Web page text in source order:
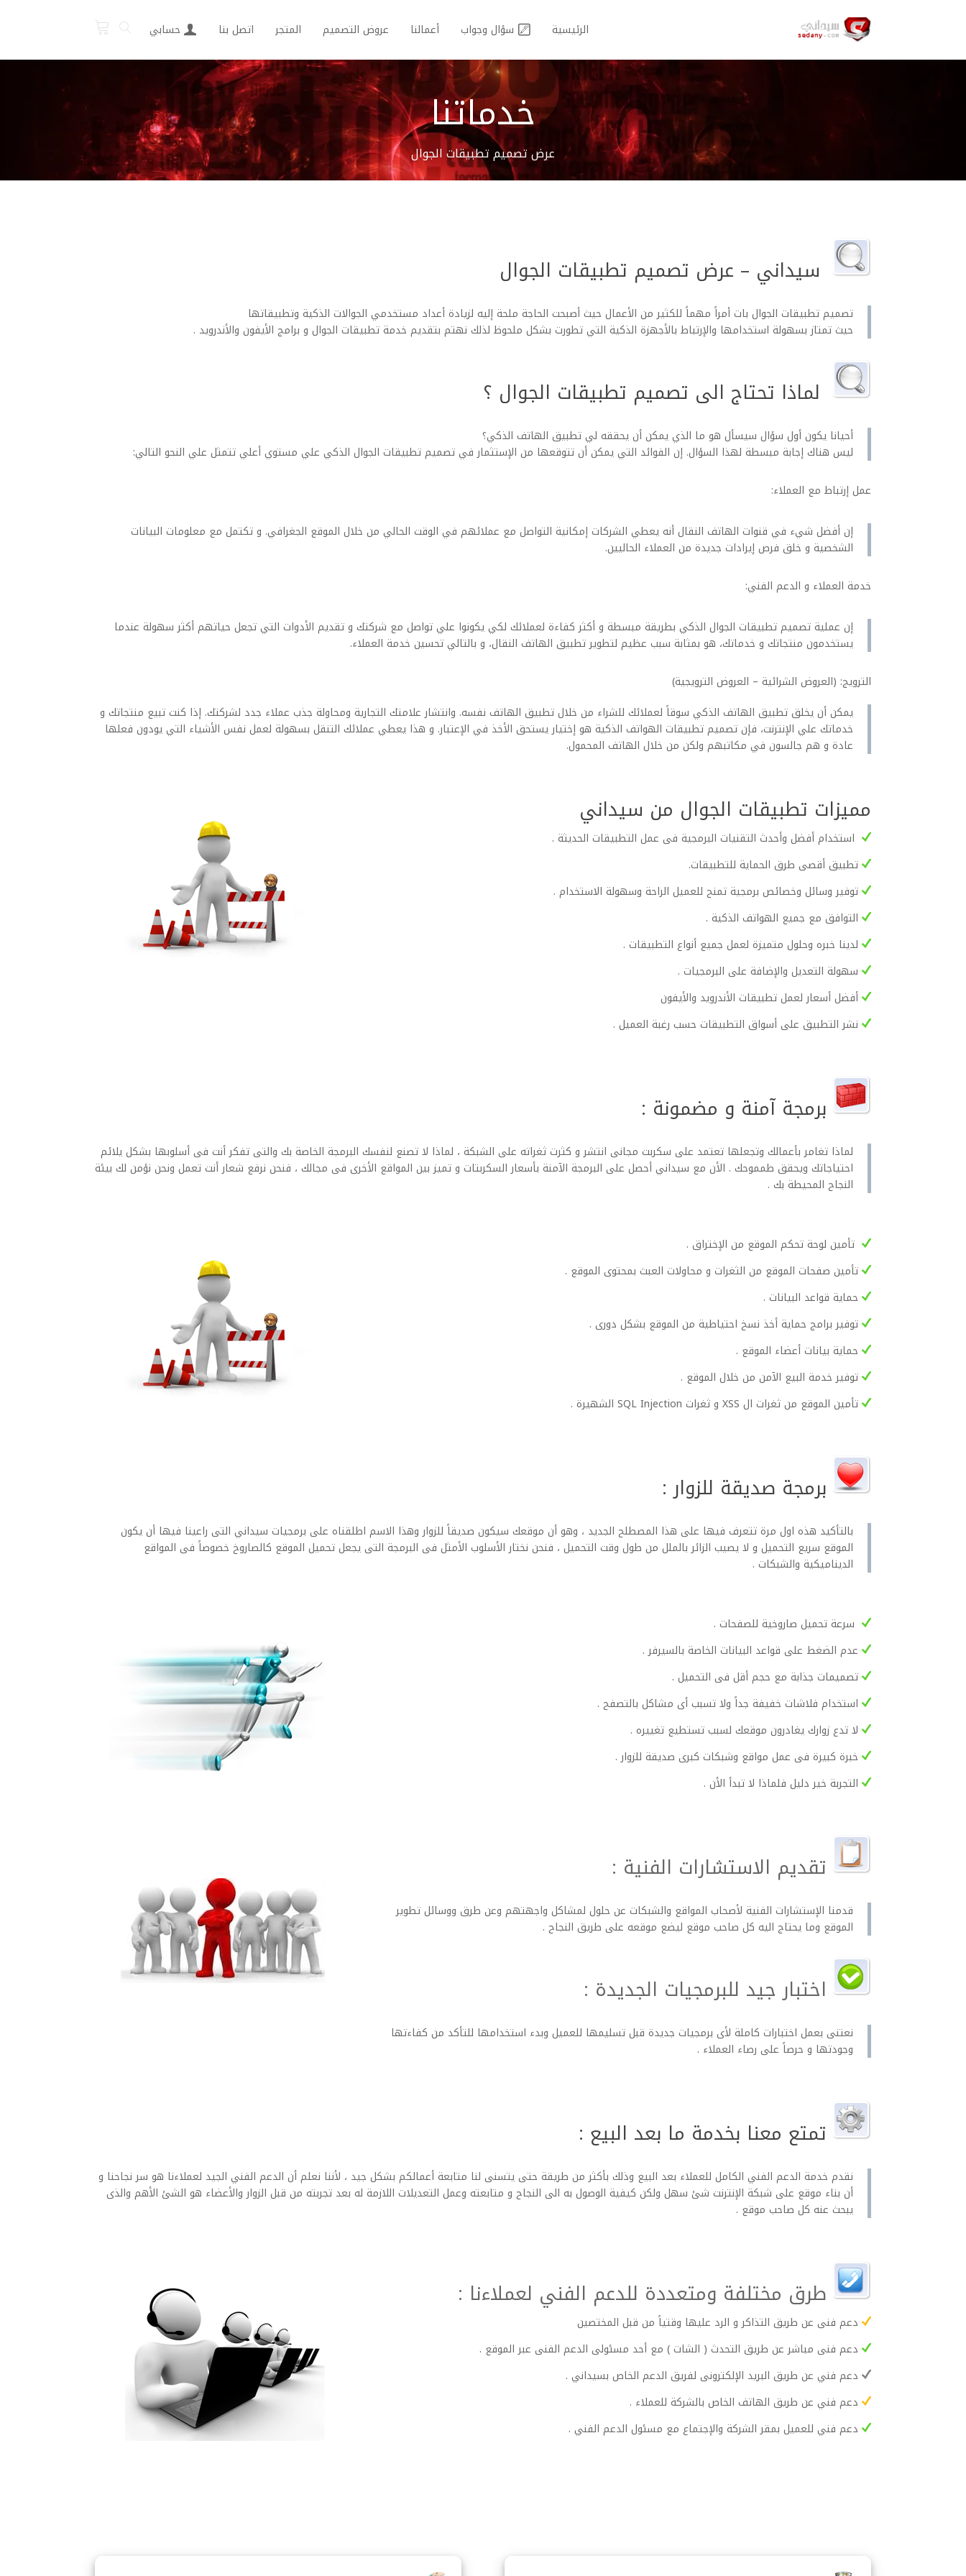
الرئيسية سؤال وجواب أعمالنا عروض التصميم المتجر اتصل بنا حسابي
خدماتنا
عرض تصميم تطبيقات الجوال
سيداني – عرض تصميم تطبيقات الجوال
تصميم تطبيقات الجوال بات أمراً مهماً للكثير من الأعمال حيث أصبحت الحاجة ملحة إليه لزيادة أعداد مستخدمي الجوالات الذكية وتطبيقاتها
حيث تمتاز بسهولة استخدامها والإرتباط بالأجهزة الذكية التي تطورت بشكل ملحوظ لذلك نهتم بتقديم خدمة تطبيقات الجوال و برامج الأيفون والأندرويد .
لماذا تحتاج الى تصميم تطبيقات الجوال ؟
أحيانا يكون أول سؤال سيسأل هو ما الذي يمكن أن يحققه لي تطبيق الهاتف الذكي؟
ليس هناك إجابة مبسطة لهذا السؤال. إن الفوائد التي يمكن أن تتوقعها من الإستثمار في تصميم تطبيقات الجوال الذكي علي مستوي أعلي تتمثل علي النحو التالي:
عمل إرتباط مع العملاء:
إن أفضل شيء في قنوات الهاتف النقال أنه يعطي الشركات إمكانية التواصل مع عملائهم في الوقت الحالي من خلال الموقع الجغرافي. و تكتمل مع معلومات البيانات
الشخصية و خلق فرص إيرادات جديدة من العملاء الحاليين.
خدمة العملاء و الدعم الفني:
إن عملية تصميم تطبيقات الجوال الذكي بطريقة مبسطة و أكثر كفاءة لعملائك لكي يكونوا علي تواصل مع شركتك و تقديم الأدوات التي تجعل حياتهم أكثر سهولة عندما
يستخدمون منتجاتك و خدماتك، هو بمثابة سبب عظيم لتطوير تطبيق الهاتف النقال، و بالتالي تحسين خدمة العملاء.
الترويج: (العروض الشرائية – العروض الترويجية)
يمكن أن يخلق تطبيق الهاتف الذكي سوقاً لعملائك للشراء من خلال تطبيق الهاتف نفسه. وانتشار علامتك التجارية ومحاولة جذب عملاء جدد لشركتك. إذا كنت تبيع منتجاتك و
خدماتك علي الإنترنت، فإن تصميم تطبيقات الهواتف الذكية هو إختيار يستحق الأخذ في الإعتبار. و هذا يعطي عملائك التنقل بسهولة لعمل نفس الأشياء التي يودون فعلها
عادة و هم جالسون في مكاتبهم ولكن من خلال الهاتف المحمول.
مميزات تطبيقات الجوال من سيداني
استخدام أفضل وأحدث التقنيات البرمجية فى عمل التطبيقات الحديثة .
تطبيق أقصى طرق الحماية للتطبيقات.
توفير وسائل وخصائص برمجية تمنح للعميل الراحة وسهولة الاستخدام .
التوافق مع جميع الهواتف الذكية .
لدينا خبره وحلول متميزة لعمل جميع أنواع التطبيقات .
سهولة التعديل والإضافة على البرمجيات .
أفضل أسعار لعمل تطبيقات الأندرويد والأيفون
نشر التطبيق على أسواق التطبيقات حسب رغبة العميل .
برمجة آمنة و مضمونة :
لماذا تغامر بأعمالك وتجعلها تعتمد على سكربت مجانى انتشر و كثرت ثغراته على الشبكة ، لماذا لا تصنع لنفسك البرمجة الخاصة بك والتى تفكر أنت فى أسلوبها بشكل يلائم
احتياجاتك ويحقق طمموحك . الأن مع سيداني أحصل على البرمجة الآمنة بأسعار السكربتات و تميز بين المواقع الأخرى فى مجالك ، فنحن نرفع شعار أنت تعمل ونحن نؤمن لك بيئة
النجاح المحيطة بك .
تأمين لوحة تحكم الموقع من الإختراق .
تأمين صفحات الموقع من الثغرات و محاولات العبث بمحتوى الموقع .
حماية قواعد البيانات .
توفير برامج حماية أخذ نسخ احتياطية من الموقع بشكل دورى .
حماية بيانات أعضاء الموقع .
توفير خدمة البيع الآمن من خلال الموقع .
تأمين الموقع من ثغرات ال XSS و ثغرات SQL Injection الشهيرة .
برمجة صديقة للزوار :
بالتأكيد هذه اول مرة تتعرف فيها على هذا المصطلح الجديد ، وهو أن موقعك سيكون صديقاً للزوار وهذا الاسم اطلقناه على برمجيات سيداني التى راعينا فيها أن يكون
الموقع سريع التحميل و لا يصيب الزائر بالملل من طول وقت التحميل ، فنحن نختار الأسلوب الأمثل فى البرمجة التى يجعل تحميل الموقع كالصاروخ خصوصاً فى المواقع
الديناميكية والشبكات .
سرعة تحميل صاروخية للصفحات .
عدم الضغط على قواعد البيانات الخاصة بالسيرفر .
تصميمات جذابة مع حجم أقل فى التحميل .
استخدام فلاشات خفيفة جداً ولا تسبب أى مشاكل بالتصفح .
لا تدع زوارك يغادرون موقعك لسبب تستطيع تغييره .
خبرة كبيرة فى عمل مواقع وشبكات كبرى صديقة للزوار .
التجربة خير دليل فلماذا لا تبدأ الأن .
تقديم الاستشارات الفنية :
قدمنا الإستشارات الفنية لأصحاب المواقع والشبكات عن حلول لمشاكل واجهتهم وعن طرق ووسائل تطوير
الموقع وما يحتاج اليه كل صاحب موقع ليضع موقعه على طريق النجاح .
اختبار جيد للبرمجيات الجديدة :
نعتنى بعمل اختبارات كاملة لأى برمجيات جديدة قبل تسليمها للعميل وبدء استخدامها للتأكد من كفاءتها
وجودتها و حرصاً على رصاء العملاء .
تمتع معنا بخدمة ما بعد البيع :
نقدم خدمة الدعم الفني الكامل للعملاء بعد البيع وذلك بأكثر من طريقة حتى يتسنى لنا متابعة أعمالكم بشكل جيد ، لأننا نعلم أن الدعم الفني الجيد لعملاءنا هو سر نجاحنا و
أن بناء موقع على شبكة الإنترنت شئ سهل ولكن كيفية الوصول به الى النجاح و متابعته وعمل التعديلات اللازمة له بعد تجربته من قبل الزوار والأعضاء هو الشئ الأهم والذى
يبحث عنه كل صاحب موقع .
طرق مختلفة ومتعددة للدعم الفني لعملاءنا :
دعم فنى عن طريق التذاكر و الرد عليها وقتياً من قبل المختصين
دعم فنى مباشر عن طريق التحدث ( الشات ) مع أحد مسئولى الدعم الفنى عبر الموقع .
دعم فني عن طريق البريد الإلكترونى لفريق الدعم الخاص بسيداني .
دعم فني عن طريق الهاتف الخاص بالشركة للعملاء .
دعم فني للعميل بمقر الشركة والإجتماع مع مسئول الدعم الفني .